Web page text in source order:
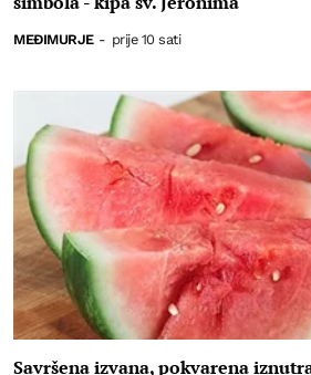
MEĐIMURJE - prije 10 sati
Savršena izvana, pokvarena